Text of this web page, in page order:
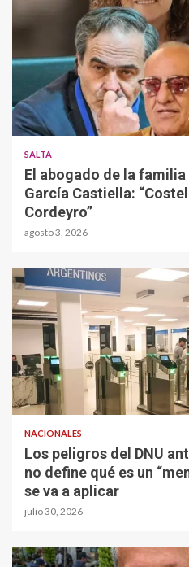
SALTA
El abogado de la
García Castiella:
Cordeyro”
agosto 3, 2026
NACIONALES
Los peligros del DNU
no define qué es un
se va a aplicar
julio 30, 2026